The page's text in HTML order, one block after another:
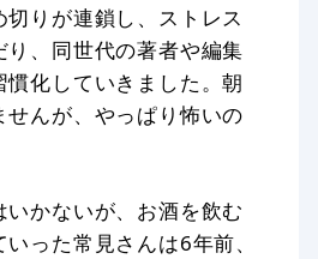
りが連鎖し、ストレス
り、同世代の著者や編集
化していきました。朝
せんが、やっぱり怖いの
かないが、お酒を飲む
った常見さんは6年前、